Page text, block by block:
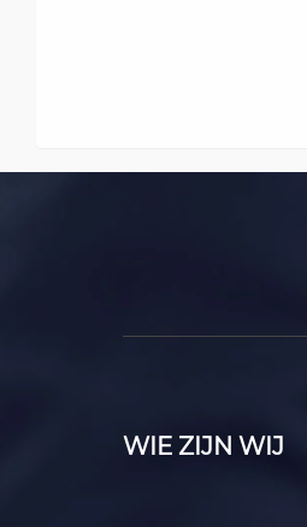
WIE ZIJN WIJ